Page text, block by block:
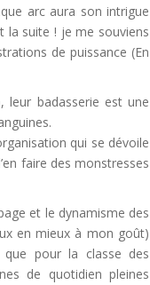
arc aura son intrigue
la suite ! je me souviens
de puissance (En
leur badasserie est une
qui se dévoile
faire des monstresses
et le dynamisme des
en mieux à mon goût)
pour la classe des
de quotidien pleines